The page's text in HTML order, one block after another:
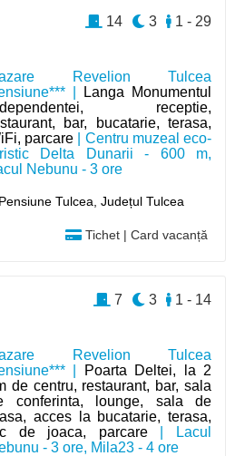
Revelion Tulcea
|
Langa Monumentul
receptie,
bar, bucatarie, terasa,
parcare | Centru muzeal eco-
Delta Dunarii - 600 m,
Nebunu - 3 ore
Pensiune Tulcea,Județul Tulcea
Tichet | Card vacanță
1 - 29
3
14
Revelion Tulcea
|
Poarta Deltei, la 2
de centru, restaurant, bar, sala
conferinta, lounge, sala de
acces la bucatarie, terasa,
de joaca, parcare| Lacul
- 3 ore, Mila23 - 4 ore
1 - 14
3
7